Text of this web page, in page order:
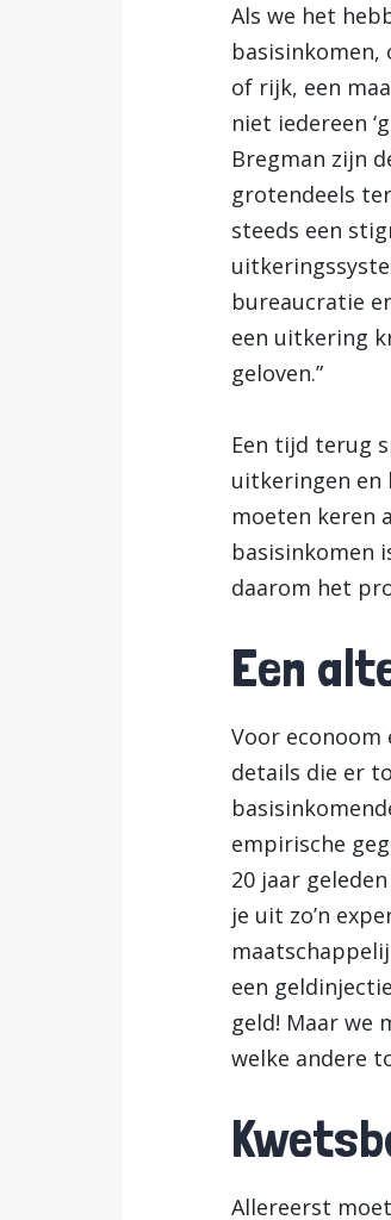
Als we het
of rijk, een
niet iedereen
Bregman zijn
grotendeels
steeds een
bureaucratie
een uitkering
geloven.”
Een tijd terug
uitkeringen en
moeten keren
basisinkomen
daarom het
Een
Voor
details die er
empirische
20 jaar
je uit zo’n
een
geld! Maar we
welke andere
Allereerst